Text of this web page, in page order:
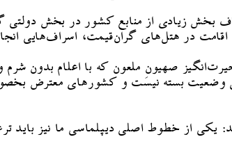
بخش زیادی از منابع کشور در بخش دولتی
در هتل‌های گران‌قیمت، اسراف‌هایی
صهیونِ ملعون که با اعلام بدون
این وضعیت بسته نیست و کشورهای معترض
یکی از خطوط اصلی دیپلماسی ما نیز باید